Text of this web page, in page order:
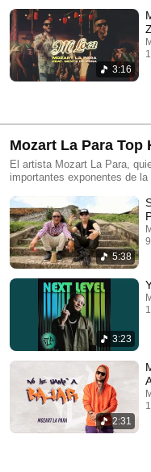
3:16
Mozart La Para Top
El artista Mozart La Para,
importantes exponentes de
tres géneros musicales con
combinar en este tema para
5:38
3:23
2:31